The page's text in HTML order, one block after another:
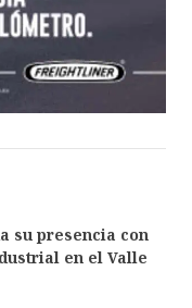
su presencia con
en el Valle